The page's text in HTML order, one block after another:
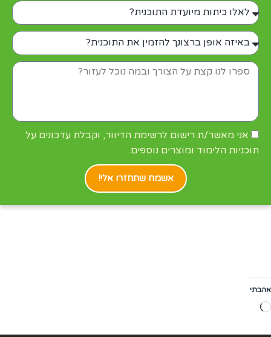
c9
c10
c1
mailing_confirm
אני מאשר/ת רישום לרשימת הדיוור, וקבלת עדכונים על
תוכניות הלימוד ומוצרים נוספים.
אשמח שתחזרו אלי!
אהבתי
טוען...